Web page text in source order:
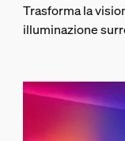
Trasforma la
illuminazione